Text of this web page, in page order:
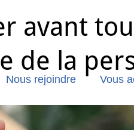
Nous rejoindre Vous
avant
de la